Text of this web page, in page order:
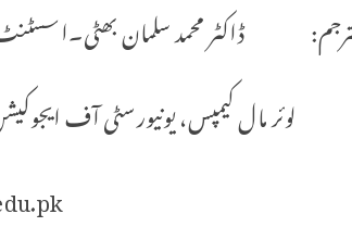
ڈاکٹر محمد سلمان بھٹی۔اسسٹنٹ
لوئر مال کیمپس، یونیورسٹی آف